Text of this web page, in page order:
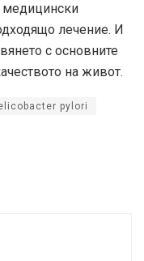
медицински
лечение. И
с основните
на живот.
pylori